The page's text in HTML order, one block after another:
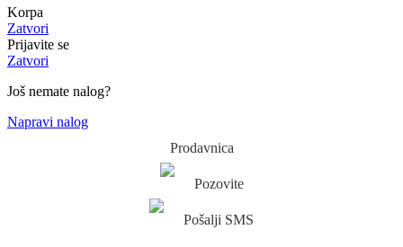
Korpa
Zatvori
Prijavite se
Zatvori
Još nemate nalog?
Napravi nalog
Prodavnica
Pozovite
Pošalji SMS